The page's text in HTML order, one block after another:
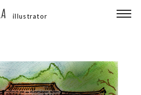
illustrator